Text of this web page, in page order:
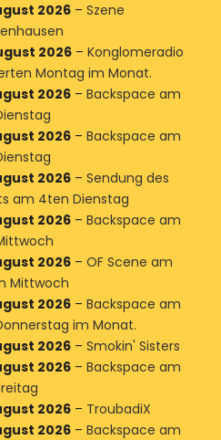
2026– Szene
2026– Konglomeradio
Montag im Monat.
2026– Backspace am
2026– Backspace am
2026– Sendung des
am 4ten Dienstag
2026– Backspace am
2026– OF Scene am
Mittwoch
2026– Backspace am
im Monat.
2026– Smokin' Sisters
2026– Backspace am
2026– TroubadiX
2026– Backspace am